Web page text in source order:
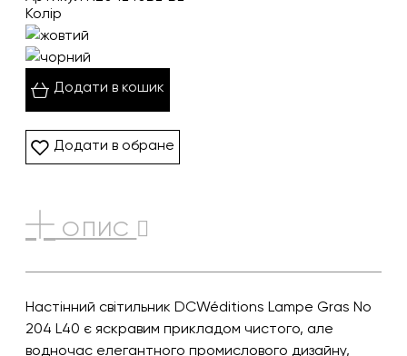
Колір
Додати в кошик
Додати в обране
ОПИС
Настінний світильник DCWéditions Lampe Gras No
204 L40 є яскравим прикладом чистого, але
водночас елегантного промислового дизайну,